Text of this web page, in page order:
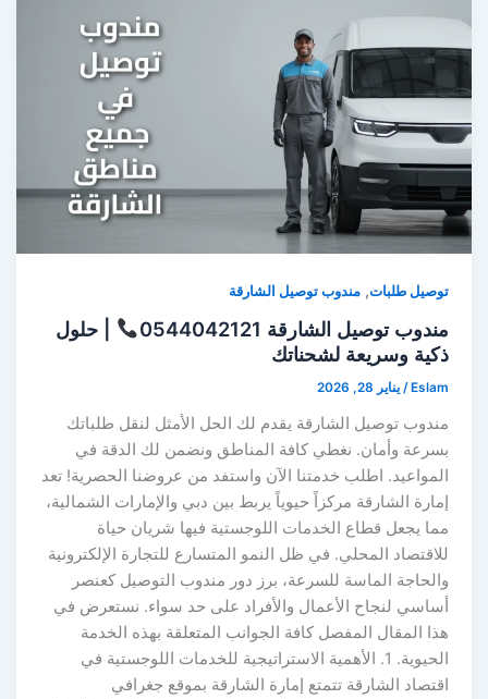
توصيل طلبات,مندوب توصيل الشارقة
مندوب توصيل الشارقة 0544042121
| حلول
ذكية وسريعة لشحناتك
Eslam
/يناير 28, 2026
مندوب توصيل الشارقة يقدم لك الحل الأمثل لنقل طلباتك
بسرعة وأمان. نغطي كافة المناطق ونضمن لك الدقة في
المواعيد. اطلب خدمتنا الآن واستفد من عروضنا الحصرية! تعد
إمارة الشارقة مركزاً حيوياً يربط بين دبي والإمارات الشمالية،
مما يجعل قطاع الخدمات اللوجستية فيها شريان حياة
للاقتصاد المحلي. في ظل النمو المتسارع للتجارة الإلكترونية
والحاجة الماسة للسرعة، برز دور مندوب التوصيل كعنصر
أساسي لنجاح الأعمال والأفراد على حد سواء. نستعرض في
هذا المقال المفصل كافة الجوانب المتعلقة بهذه الخدمة
الحيوية. 1. الأهمية الاستراتيجية للخدمات اللوجستية في
اقتصاد الشارقة تتمتع إمارة الشارقة بموقع جغرافي